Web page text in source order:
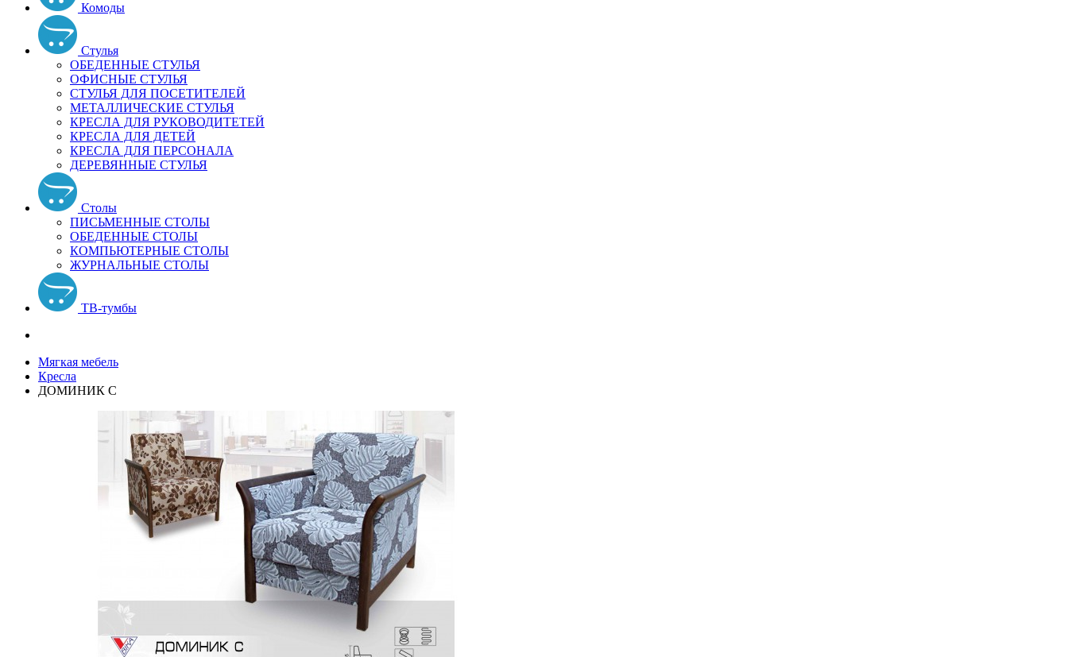
Комоды
Стулья
ОБЕДЕННЫЕ СТУЛЬЯ
ОФИСНЫЕ СТУЛЬЯ
СТУЛЬЯ ДЛЯ ПОСЕТИТЕЛЕЙ
МЕТАЛЛИЧЕСКИЕ СТУЛЬЯ
КРЕСЛА ДЛЯ РУКОВОДИТЕТЕЙ
КРЕСЛА ДЛЯ ДЕТЕЙ
КРЕСЛА ДЛЯ ПЕРСОНАЛА
ДЕРЕВЯННЫЕ СТУЛЬЯ
Столы
ПИСЬМЕННЫЕ СТОЛЫ
ОБЕДЕННЫЕ СТОЛЫ
КОМПЬЮТЕРНЫЕ СТОЛЫ
ЖУРНАЛЬНЫЕ СТОЛЫ
ТВ-тумбы
Мягкая мебель
Кресла
ДОМИНИК С